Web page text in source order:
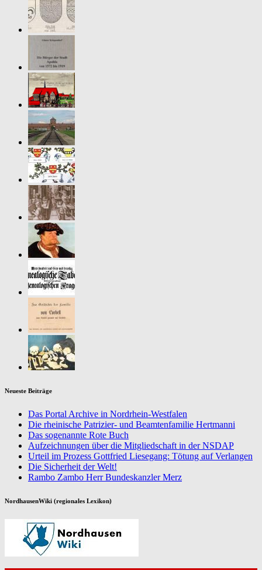
Neueste Beiträge
Das Portal Archive in Nordrhein-Westfalen
Die rheinische Patrizier- und Beamtenfamilie Hertmanni
Das sogenannte Rote Buch
Aufzeichnungen über die Mitgliedschaft in der NSDAP
Urteil im Prozess Gottfried Liesegang: Tötung auf Verlangen
Die Sicherheit der Welt!
Rambo Zambo Herr Bundeskanzler Merz
NordhausenWiki (regionales Lexikon)